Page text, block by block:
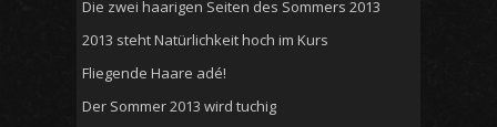
Die zwei haarigen Seiten des Sommers 2013
2013 steht Natürlichkeit hoch im Kurs
Fliegende Haare adé!
Der Sommer 2013 wird tuchig